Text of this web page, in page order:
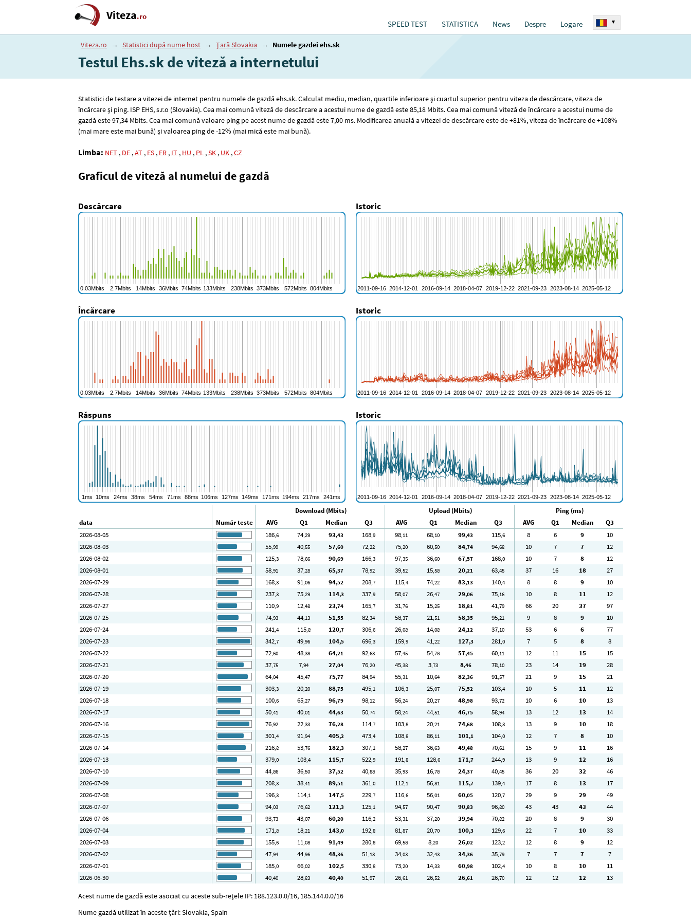
Viteza.ro
SPEED TEST STATISTICA News Despre Logare ▾
Viteza.ro → Statistici după nume host → Țară Slovakia → Numele gazdei ehs.sk
Testul Ehs.sk de viteză a internetului
Statistici de testare a vitezei de internet pentru numele de gazdă ehs.sk. Calculat mediu, median, quartile inferioare și cuartul superior pentru viteza de descărcare, viteza de
încărcare și ping. ISP EHS, s.r.o (Slovakia). Cea mai comună viteză de descărcare a acestui nume de gazdă este 85,18 Mbits. Cea mai comună viteză de încărcare a acestui nume de
gazdă este 97,34 Mbits. Cea mai comună valoare ping pe acest nume de gazdă este 7,00 ms. Modificarea anuală a vitezei de descărcare este de +81%, viteza de încărcare de +108%
(mai mare este mai bună) și valoarea ping de -12% (mai mică este mai bună).
Limba: NET , DE ,AT , ES , FR , IT , HU , PL ,SK , UK ,CZ
Graficul de viteză al numelui de gazdă
Descărcare Istoric
Încărcare Istoric
Răspuns Istoric
Download (Mbits) Upload (Mbits)
Ping (ms)
data
Număr teste AVG Q1 Median Q3 AVG Q1 Median Q3 AVG Q1 Median
Q3
2026-08-05
186,6 74,29 93,43 168,9 98,11 68,10 99,43 115,6 8 6 9
10
2026-08-03
55,99 40,55 57,60 72,22 75,20 60,50 84,74 94,68 10 7 7
12
2026-08-02
125,3 78,66 90,69 166,3 97,35 36,60 67,57 168,0 10 7 8
12
2026-08-01
58,91 37,28 65,37 78,92 39,52 15,58 20,21 63,45 37 16 18
27
2026-07-29
168,3 91,06 94,52 208,7 115,4 74,22 83,13 140,4 8 8 9
10
2026-07-28
237,3 75,29 114,3 337,9 58,07 26,47 29,06 75,16 10 8 11
12
2026-07-27
110,9 12,48 23,74 165,7 31,76 15,25 18,81 41,79 66 20 37
97
2026-07-25
74,93 44,13 51,55 82,34 58,37 21,51 58,35 95,21 9 8 9
10
2026-07-24
241,4 115,8 120,7 306,6 26,08 14,08 24,12 37,10 53 6 6
77
2026-07-23
342,7 49,96 104,5 696,3 159,9 41,22 127,3 281,0 7 5 8
8
2026-07-22
72,60 48,38 64,21 92,63 57,45 54,78 57,45 60,11 12 11 15
15
2026-07-21
37,75 7,94 27,04 76,20 45,38 3,73 8,46 78,10 23 14 19
28
2026-07-20
64,04 45,47 75,77 84,94 55,31 10,64 82,36 91,57 21 9 15
21
2026-07-19
303,3 20,20 88,75 495,1 106,3 25,07 75,52 103,4 10 5 11
12
2026-07-18
100,6 65,27 96,79 98,12 56,24 20,27 48,98 93,72 10 6 10
13
2026-07-17
50,41 40,01 44,63 50,74 58,24 44,51 46,75 58,94 13 12 13
14
2026-07-16
76,92 22,33 76,28 114,7 103,8 20,21 74,68 108,3 13 9 10
18
2026-07-15
301,4 91,94 405,2 473,4 108,8 86,11 101,1 104,0 12 7 8
10
2026-07-14
216,8 53,76 182,3 307,1 58,27 36,63 49,48 70,61 15 9 11
16
2026-07-13
379,0 103,4 115,7 522,9 191,8 128,6 171,7 244,9 13 9 12
16
2026-07-10
44,86 36,50 37,52 40,88 35,93 16,78 24,37 40,45 36 20 32
46
2026-07-09
208,3 38,41 89,51 361,0 112,1 56,81 115,7 139,4 17 8 13
17
2026-07-08
196,3 114,1 147,5 229,7 116,6 56,01 60,05 120,7 29 9 29
49
2026-07-07
94,03 76,62 121,3 125,1 94,57 90,47 90,83 96,80 43 43 43
44
2026-07-06
93,73 43,07 60,20 116,2 53,31 37,20 39,94 70,82 20 8 9
30
2026-07-04
171,8 18,21 143,0 192,8 81,87 20,70 100,3 129,6 22 7 10
33
2026-07-03
155,6 11,08 91,49 280,8 69,58 8,20 26,02 123,2 12 8 9
12
2026-07-02
47,94 44,96 48,36 51,13 34,03 32,43 34,36 35,79 7 7 7
7
2026-07-01
185,0 66,02 102,5 330,8 73,20 14,33 60,98 102,4 10 8 10
11
2026-06-30
40,40 28,83 40,40 51,97 26,61 26,52 26,61 26,70 12 12 12 13
Acest nume de gazdă este asociat cu aceste sub-rețele IP: 188.123.0.0/16, 185.144.0.0/16
Nume gazdă utilizat în aceste țări: Slovakia, Spain